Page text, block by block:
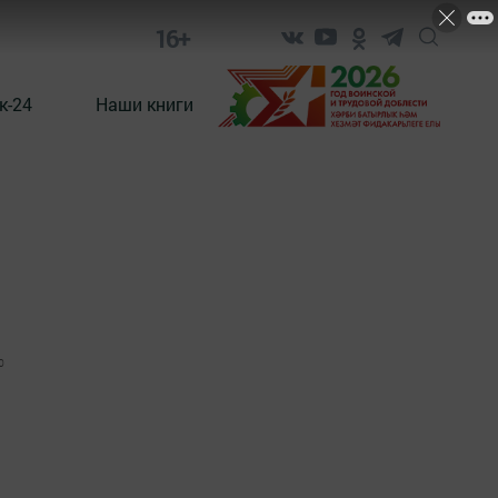
16+
24 Наши книги